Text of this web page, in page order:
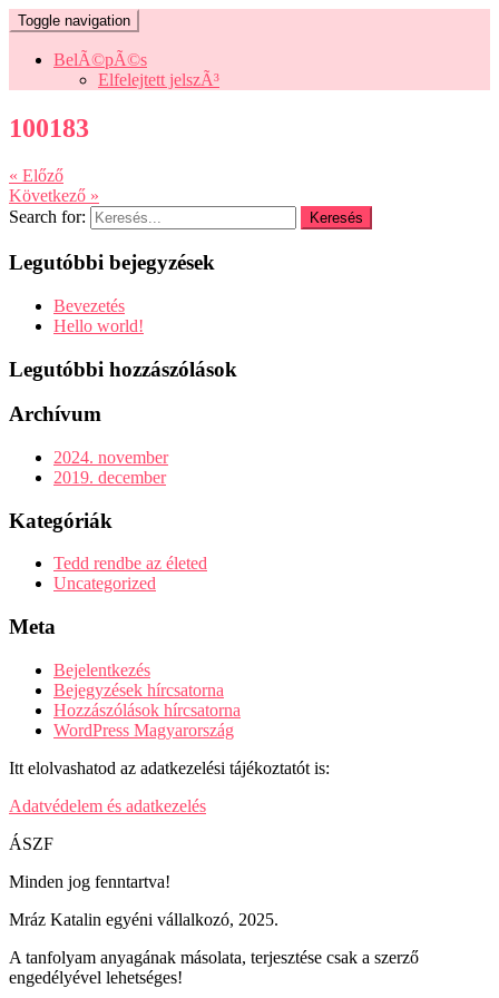
Toggle navigation
BelÃ©pÃ©s
Elfelejtett jelszÃ³
100183
« Előző
Következő »
Search for:
Legutóbbi bejegyzések
Bevezetés
Hello world!
Legutóbbi hozzászólások
Archívum
2024. november
2019. december
Kategóriák
Tedd rendbe az életed
Uncategorized
Meta
Bejelentkezés
Bejegyzések hírcsatorna
Hozzászólások hírcsatorna
WordPress Magyarország
Itt elolvashatod az adatkezelési tájékoztatót is:
Adatvédelem és adatkezelés
ÁSZF
Minden jog fenntartva!
Mráz Katalin egyéni vállalkozó, 2025.
A tanfolyam anyagának másolata, terjesztése csak a szerző
engedélyével lehetséges!